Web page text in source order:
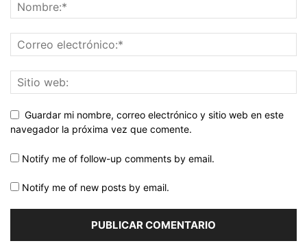
Guardar mi nombre, correo electrónico y sitio web en este
navegador la próxima vez que comente.
Notify me of follow-up comments by email.
Notify me of new posts by email.